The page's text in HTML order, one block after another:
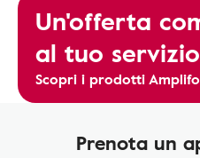
Un'offerta
al tuo servizio
Scopri i prodotti
Prenota un